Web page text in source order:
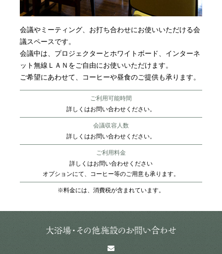
会議やミーティング、お打ち合わせにお使いいただける会
議スペースです。
会議中は、プロジェクターとホワイトボード、インターネ
ット無線ＬＡＮをご自由にお使いいただけます。
ご希望にあわせて、コーヒーや昼食のご提供も承ります。
ご利用可能時間
詳しくはお問い合わせください。
会議収容人数
詳しくはお問い合わせください。
ご利用料金
詳しくはお問い合わせください
オプションにて、コーヒー等のご用意も承ります。
※料金には、消費税が含まれています。